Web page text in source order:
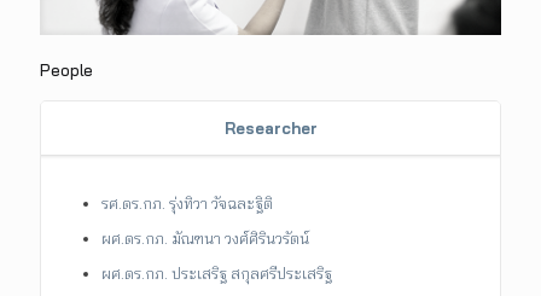
People
Researcher
รศ.ดร.กภ. รุ่งทิวา วัจฉละฐิติ
ผศ.ดร.กภ. มัณฑนา วงศ์ศิรินวรัตน์
ผศ.ดร.กภ. ประเสริฐ สกุลศรีประเสริฐ